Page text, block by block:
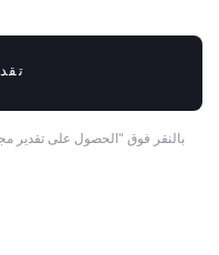
بالنقر فوق "الحصول على تقدير